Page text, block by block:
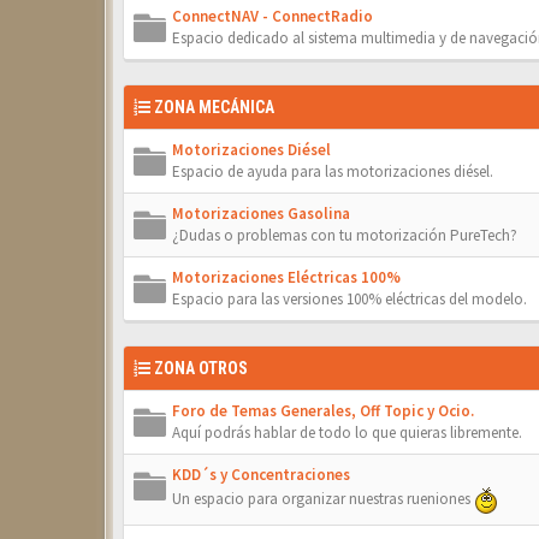
ConnectNAV - ConnectRadio
Espacio dedicado al sistema multimedia y de
ZONA MECÁNICA
Motorizaciones Diésel
Espacio de ayuda para las motorizaciones diésel.
Motorizaciones Gasolina
¿Dudas o problemas con tu motorización PureTech?
Motorizaciones Eléctricas 100%
Espacio para las versiones 100% eléctricas del modelo.
ZONA OTROS
Foro de Temas Generales, Off Topic y Ocio.
Aquí podrás hablar de todo lo que quieras libremente.
KDD´s y Concentraciones
Un espacio para organizar nuestras rueniones